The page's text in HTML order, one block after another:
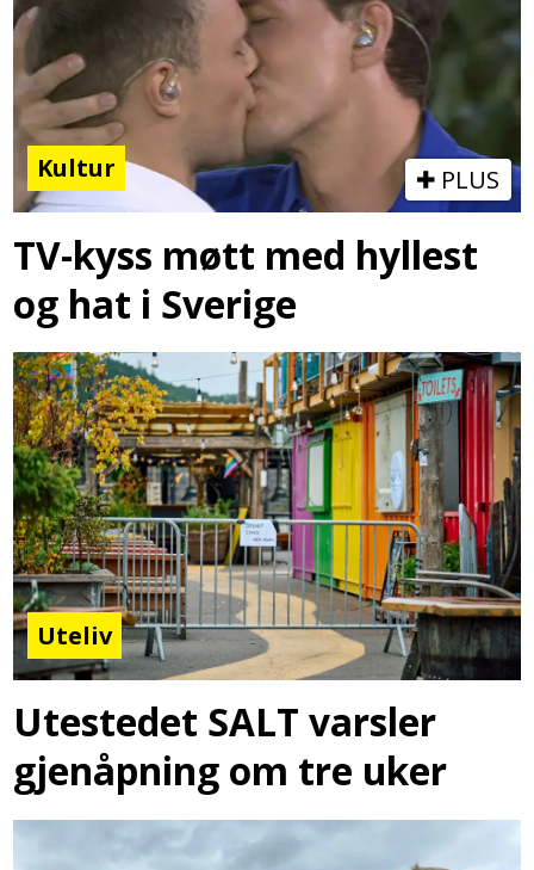
Kultur PLUS
TV-kyss møtt med hyllest
og hat i Sverige
Uteliv
Utestedet SALT varsler
gjenåpning om tre uker